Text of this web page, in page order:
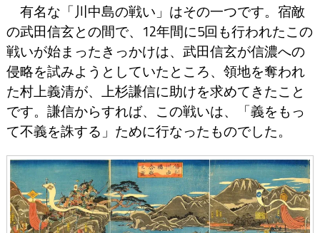
有名な「川中島の戦い」はその一つです。宿敵
の武田信玄との間で、12年間に5回も行われたこの
戦いが始まったきっかけは、武田信玄が信濃への
侵略を試みようとしていたところ、領地を奪われ
た村上義清が、上杉謙信に助けを求めてきたこと
です。謙信からすれば、この戦いは、「義をもっ
て不義を誅する」ために行なったものでした。